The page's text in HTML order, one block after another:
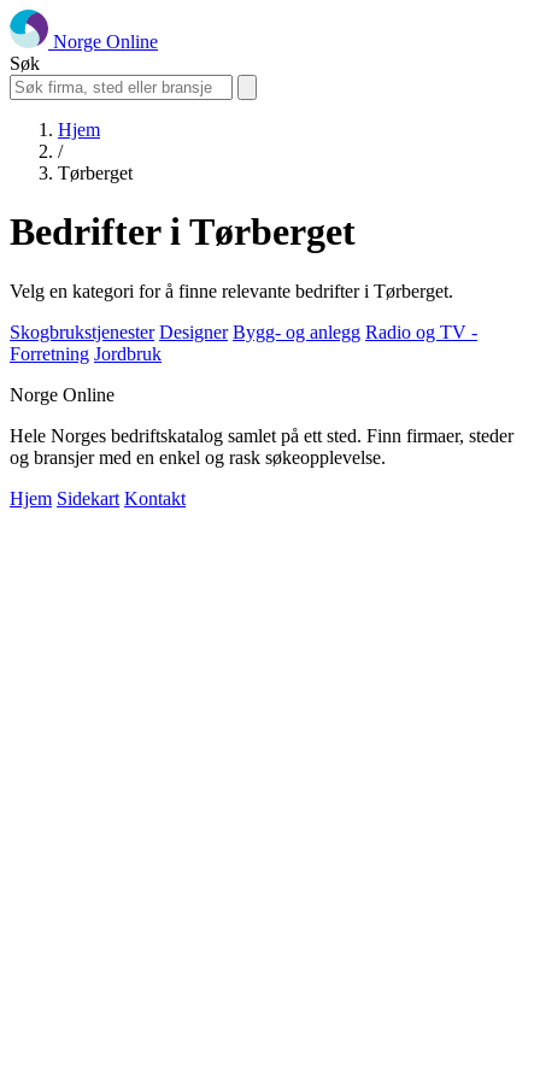
Norge Online
Søk
Hjem
/
Tørberget
Bedrifter i Tørberget
Velg en kategori for å finne relevante bedrifter i Tørberget.
Skogbrukstjenester Designer Bygg- og anlegg Radio og TV -
Forretning Jordbruk
Norge Online
Hele Norges bedriftskatalog samlet på ett sted. Finn firmaer, steder
og bransjer med en enkel og rask søkeopplevelse.
Hjem Sidekart Kontakt